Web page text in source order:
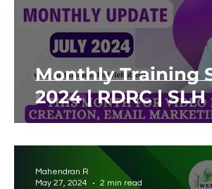
Monthly Training
2024 | RDRC | SLH
Mahendran R
May 27, 2024
2 min read